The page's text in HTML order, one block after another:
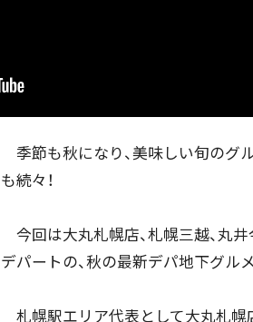
季節も秋になり、美味しい旬のグル
も続々！
今回は大丸札幌店、札幌三越、丸
デパートの、秋の最新デパ地下グル
札幌駅エリア代表として大丸札幌